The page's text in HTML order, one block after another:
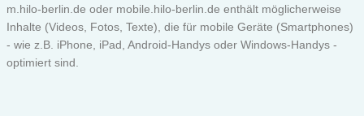
m.hilo-berlin.de oder mobile.hilo-berlin.de enthält möglicherweise
Inhalte (Videos, Fotos, Texte), die für mobile Geräte (Smartphones)
- wie z.B. iPhone, iPad, Android-Handys oder Windows-Handys -
optimiert sind.